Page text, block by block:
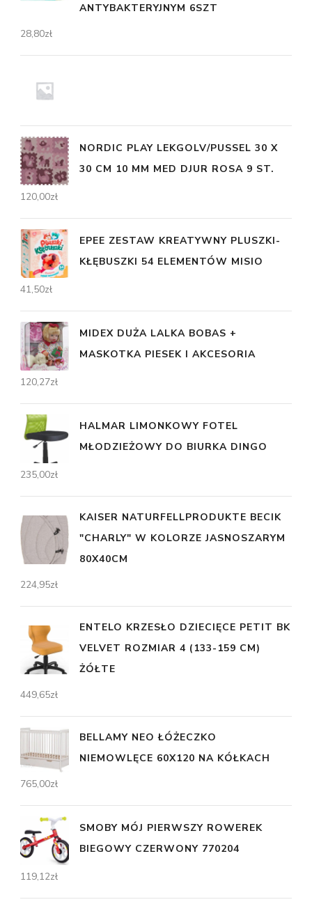
ANTYBAKTERYJNYM 6SZT
28,80zł
NORDIC PLAY LEKGOLV/PUSSEL 30 X
30 CM 10 MM MED DJUR ROSA 9 ST.
120,00zł
EPEE ZESTAW KREATYWNY PLUSZKI-
KŁĘBUSZKI 54 ELEMENTÓW MISIO
41,50zł
MIDEX DUŻA LALKA BOBAS +
MASKOTKA PIESEK I AKCESORIA
120,27zł
HALMAR LIMONKOWY FOTEL
MŁODZIEŻOWY DO BIURKA DINGO
235,00zł
KAISER NATURFELLPRODUKTE BECIK
"CHARLY" W KOLORZE JASNOSZARYM
80X40CM
224,95zł
ENTELO KRZESŁO DZIECIĘCE PETIT BK
VELVET ROZMIAR 4 (133-159 CM)
ŻÓŁTE
449,65zł
BELLAMY NEO ŁÓŻECZKO
NIEMOWLĘCE 60X120 NA KÓŁKACH
765,00zł
SMOBY MÓJ PIERWSZY ROWEREK
BIEGOWY CZERWONY 770204
119,12zł